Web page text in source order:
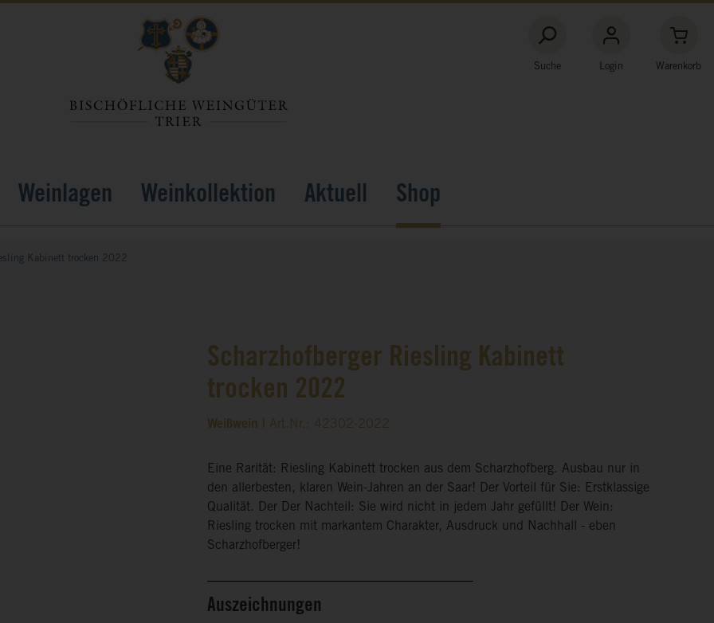
Suche Login Warenkorb
Weinlagen Weinkollektion Aktuell Shop
Kabinett trocken 2022
Scharzhofberger Riesling Kabinett
trocken 2022
Weißwein | Art.Nr.: 42302-2022
Eine Rarität: Riesling Kabinett trocken aus dem Scharzhofberg. Ausbau nur in
den allerbesten, klaren Wein-Jahren an der Saar! Der Vorteil für Sie: Erstklassige
Qualität. Der Der Nachteil: Sie wird nicht in jedem Jahr gefüllt! Der Wein:
Riesling trocken mit markantem Charakter, Ausdruck und Nachhall - eben
Scharzhofberger!
Auszeichnungen